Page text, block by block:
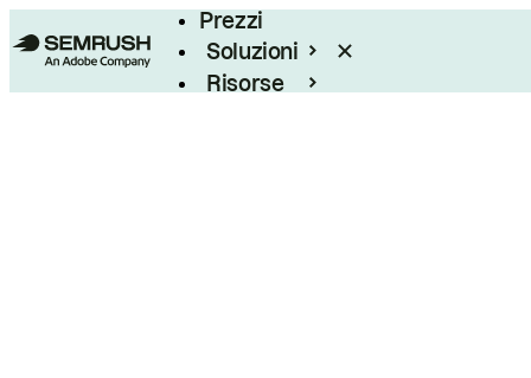
Prezzi
Soluzioni
Risorse